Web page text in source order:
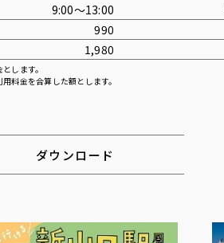
9:00〜13:00
990
1,980
します。
料金を合算した額とします。
ダウンロード